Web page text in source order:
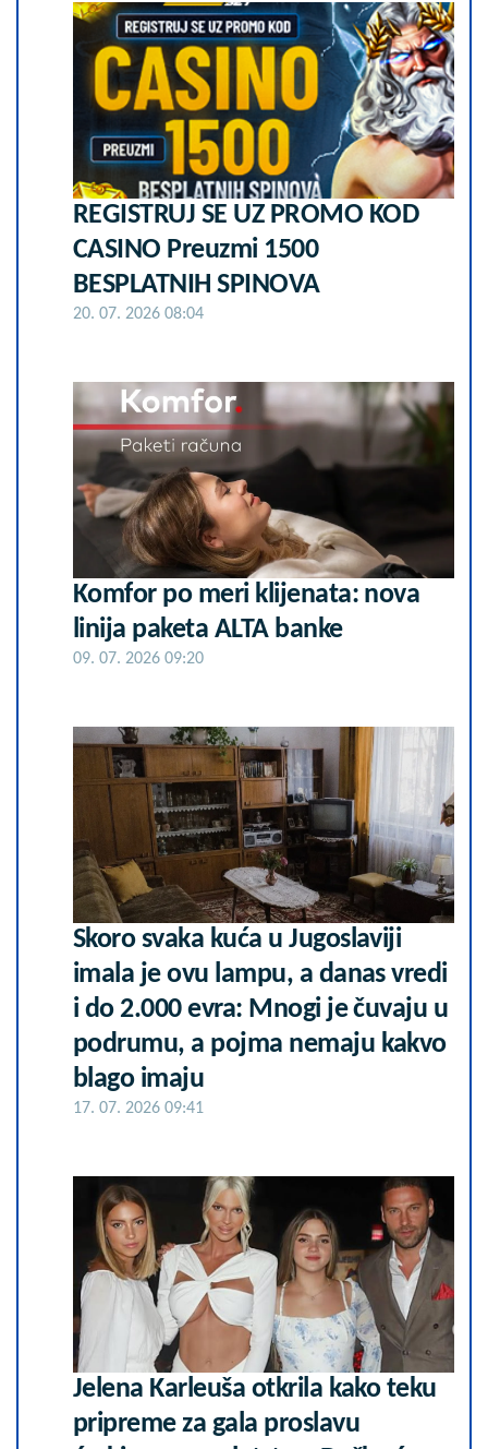
REGISTRUJ SE UZ PROMO KOD
CASINO Preuzmi 1500
BESPLATNIH SPINOVA
20. 07. 2026 08:04
Komfor po meri klijenata: nova
linija paketa ALTA banke
09. 07. 2026 09:20
Skoro svaka kuća u Jugoslaviji
imala je ovu lampu, a danas vredi
i do 2.000 evra: Mnogi je čuvaju u
podrumu, a pojma nemaju kakvo
blago imaju
17. 07. 2026 09:41
Jelena Karleuša otkrila kako teku
pripreme za gala proslavu